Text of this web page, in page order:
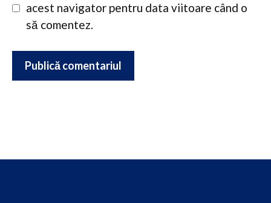
acest navigator pentru data viitoare când o
să comentez.